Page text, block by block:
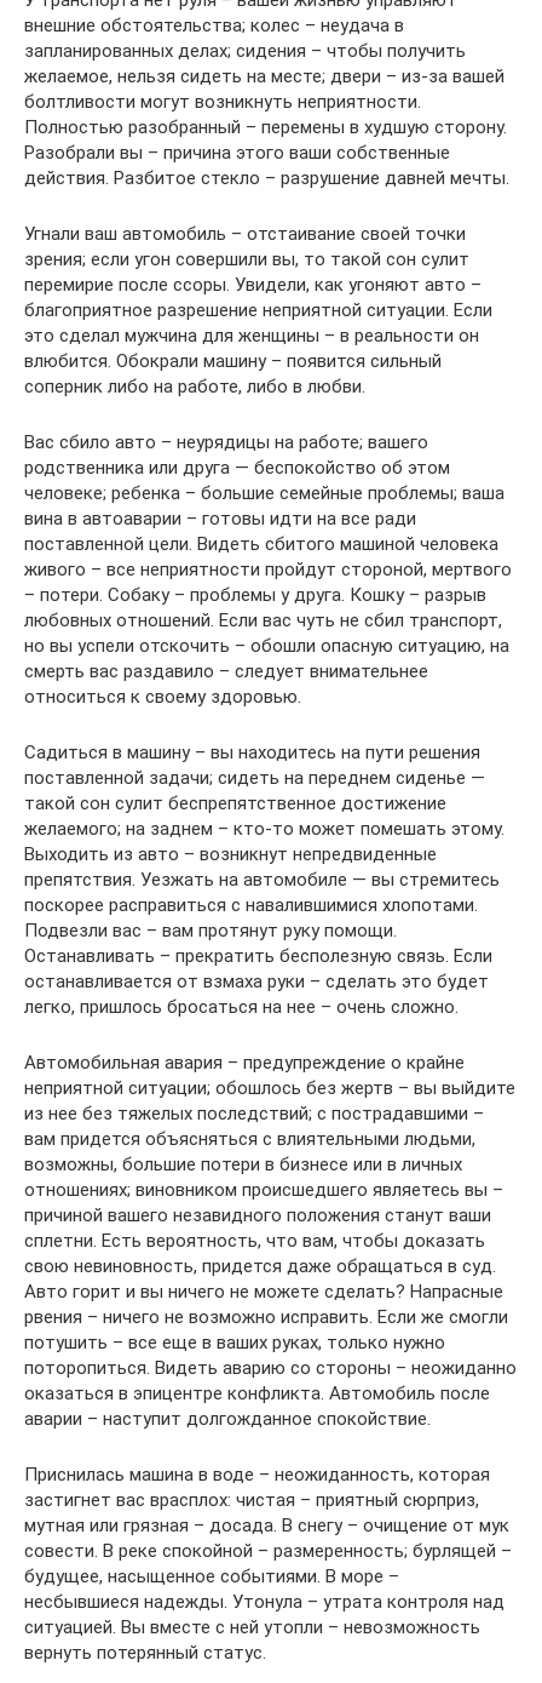
внешние обстоятельства; колес – неудача в
запланированных делах; сидения – чтобы получить
желаемое, нельзя сидеть на месте; двери – из-за вашей
болтливости могут возникнуть неприятности.
Полностью разобранный – перемены в худшую сторону.
Разобрали вы – причина этого ваши собственные
действия. Разбитое стекло – разрушение давней мечты.
Угнали ваш автомобиль – отстаивание своей точки
зрения; если угон совершили вы, то такой сон сулит
перемирие после ссоры. Увидели, как угоняют авто –
благоприятное разрешение неприятной ситуации. Если
это сделал мужчина для женщины – в реальности он
влюбится. Обокрали машину – появится сильный
соперник либо на работе, либо в любви.
Вас сбило авто – неурядицы на работе; вашего
родственника или друга — беспокойство об этом
человеке; ребенка – большие семейные проблемы; ваша
вина в автоаварии – готовы идти на все ради
поставленной цели. Видеть сбитого машиной человека
живого – все неприятности пройдут стороной, мертвого
– потери. Собаку – проблемы у друга. Кошку – разрыв
любовных отношений. Если вас чуть не сбил транспорт,
но вы успели отскочить – обошли опасную ситуацию, на
смерть вас раздавило – следует внимательнее
относиться к своему здоровью.
Садиться в машину – вы находитесь на пути решения
поставленной задачи; сидеть на переднем сиденье —
такой сон сулит беспрепятственное достижение
желаемого; на заднем – кто-то может помешать этому.
Выходить из авто – возникнут непредвиденные
препятствия. Уезжать на автомобиле — вы стремитесь
поскорее расправиться с навалившимися хлопотами.
Подвезли вас – вам протянут руку помощи.
Останавливать – прекратить бесполезную связь. Если
останавливается от взмаха руки – сделать это будет
легко, пришлось бросаться на нее – очень сложно.
Автомобильная авария – предупреждение о крайне
неприятной ситуации; обошлось без жертв – вы выйдите
из нее без тяжелых последствий; с пострадавшими –
вам придется объясняться с влиятельными людьми,
возможны, большие потери в бизнесе или в личных
отношениях; виновником происшедшего являетесь вы –
причиной вашего незавидного положения станут ваши
сплетни. Есть вероятность, что вам, чтобы доказать
свою невиновность, придется даже обращаться в суд.
Авто горит и вы ничего не можете сделать? Напрасные
рвения – ничего не возможно исправить. Если же смогли
потушить – все еще в ваших руках, только нужно
поторопиться. Видеть аварию со стороны – неожиданно
оказаться в эпицентре конфликта. Автомобиль после
аварии – наступит долгожданное спокойствие.
Приснилась машина в воде – неожиданность, которая
застигнет вас врасплох: чистая – приятный сюрприз,
мутная или грязная – досада. В снегу – очищение от мук
совести. В реке спокойной – размеренность; бурлящей –
будущее, насыщенное событиями. В море –
несбывшиеся надежды. Утонула – утрата контроля над
ситуацией. Вы вместе с ней утопли – невозможность
вернуть потерянный статус.